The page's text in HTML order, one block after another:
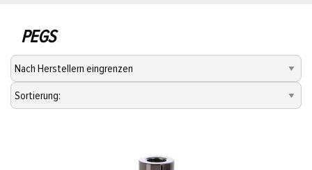
PEGS